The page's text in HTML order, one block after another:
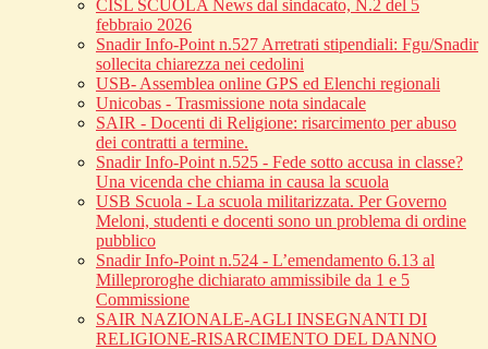
CISL SCUOLA News dal sindacato, N.2 del 5
febbraio 2026
Snadir Info-Point n.527 Arretrati stipendiali: Fgu/Snadir
sollecita chiarezza nei cedolini
USB- Assemblea online GPS ed Elenchi regionali
Unicobas - Trasmissione nota sindacale
SAIR - Docenti di Religione: risarcimento per abuso
dei contratti a termine.
Snadir Info-Point n.525 - Fede sotto accusa in classe?
Una vicenda che chiama in causa la scuola
USB Scuola - La scuola militarizzata. Per Governo
Meloni, studenti e docenti sono un problema di ordine
pubblico
Snadir Info-Point n.524 - L’emendamento 6.13 al
Milleproroghe dichiarato ammissibile da 1 e 5
Commissione
SAIR NAZIONALE-AGLI INSEGNANTI DI
RELIGIONE-RISARCIMENTO DEL DANNO